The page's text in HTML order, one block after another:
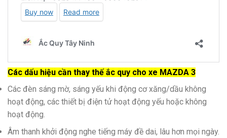
Các dấu hiệu cần thay thế ắc quy cho xe MAZDA 3
Các đèn sáng mờ, sáng yếu khi động cơ xăng/dầu không
hoạt động, các thiết bị điện tử hoạt động yếu hoặc không
hoạt động.
Âm thanh khởi động nghe tiếng máy đề dai, lâu hơn mọi ngày.